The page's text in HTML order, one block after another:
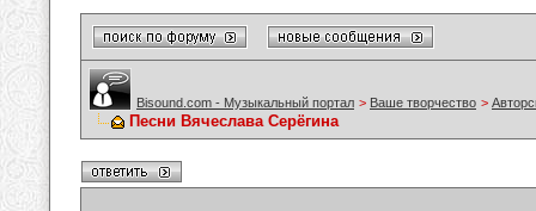
Bisound.com - Музыкальный портал > Ваше творчество >
Песни Вячеслава Серёгина